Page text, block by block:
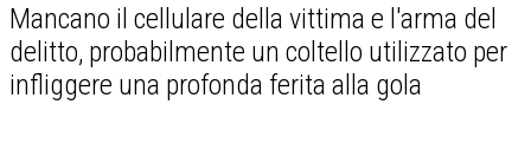
Mancano il cellulare della vittima e l'arma del
delitto, probabilmente un coltello utilizzato per
infliggere una profonda ferita alla gola